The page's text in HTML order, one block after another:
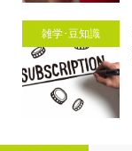
雑学･豆知識